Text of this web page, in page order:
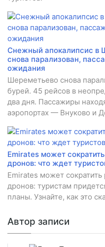
Снежный апокалипсис в
снова парализован,
ожидания
Шереметьево снова
бурей. 45 рейсов в
два дня. Пассажиры
аэропортах — Внуково и
Emirates может
дронов: что ждет
Emirates может
дронов: туристам
планы. Узнайте, как это
Автор записи